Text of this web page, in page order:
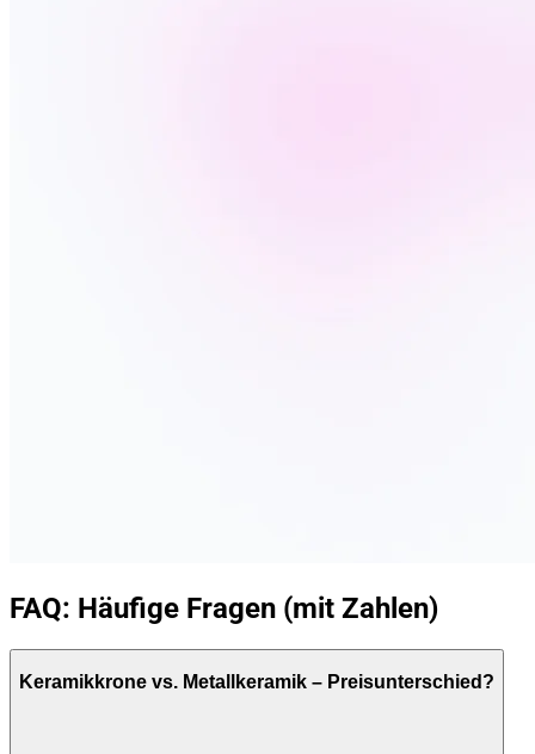
FAQ: Häufige Fragen (mit Zahlen)
Keramikkrone vs. Metallkeramik – Preisunterschied?